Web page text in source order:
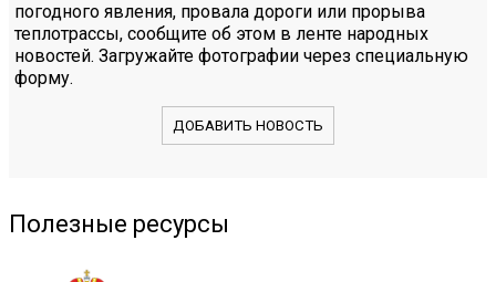
погодного явления, провала дороги или прорыва
теплотрассы, сообщите об этом в ленте народных
новостей. Загружайте фотографии через специальную
форму.
ДОБАВИТЬ НОВОСТЬ
Полезные ресурсы